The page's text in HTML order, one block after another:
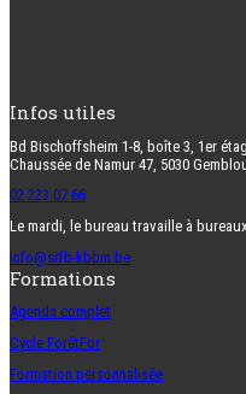
Infos utiles
Bd Bischoffsheim 1-8, boîte 3, 1er
Chaussée de Namur 47, 5030
02 223 07 66
Le mardi, le bureau travaille à
info@srfb-kbbm.be
Formations
Agenda complet
Cycle ForêtFor
Formation personnalisée